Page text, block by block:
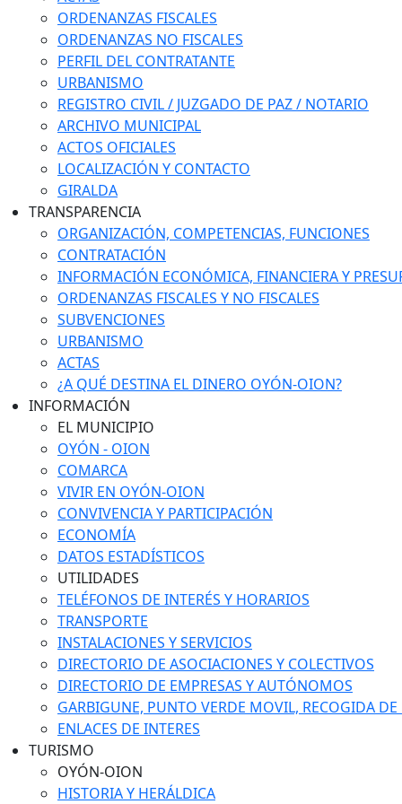
ORDENANZAS FISCALES
ORDENANZAS NO FISCALES
PERFIL DEL CONTRATANTE
URBANISMO
REGISTRO CIVIL / JUZGADO DE PAZ / NOTARIO
ARCHIVO MUNICIPAL
ACTOS OFICIALES
LOCALIZACIÓN Y CONTACTO
GIRALDA
TRANSPARENCIA
ORGANIZACIÓN, COMPETENCIAS, FUNCIONES
CONTRATACIÓN
INFORMACIÓN ECONÓMICA, FINANCIERA Y
ORDENANZAS FISCALES Y NO FISCALES
SUBVENCIONES
URBANISMO
ACTAS
¿A QUÉ DESTINA EL DINERO OYÓN-OION?
INFORMACIÓN
EL MUNICIPIO
OYÓN - OION
COMARCA
VIVIR EN OYÓN-OION
CONVIVENCIA Y PARTICIPACIÓN
ECONOMÍA
DATOS ESTADÍSTICOS
UTILIDADES
TELÉFONOS DE INTERÉS Y HORARIOS
TRANSPORTE
INSTALACIONES Y SERVICIOS
DIRECTORIO DE ASOCIACIONES Y COLECTIVOS
DIRECTORIO DE EMPRESAS Y AUTÓNOMOS
GARBIGUNE, PUNTO VERDE MOVIL, RECOGIDA DE
ENLACES DE INTERES
TURISMO
OYÓN-OION
HISTORIA Y HERÁLDICA